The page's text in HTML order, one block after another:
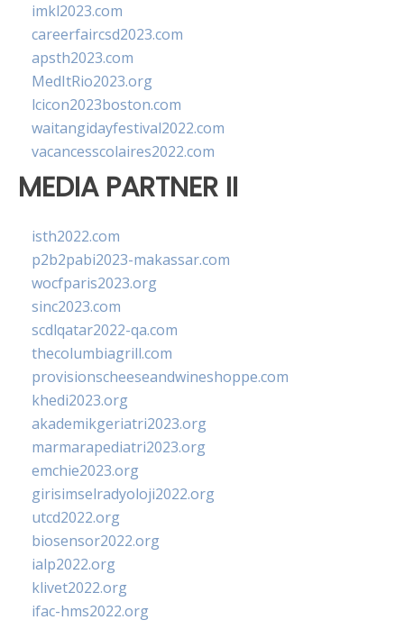
imkl2023.com
careerfaircsd2023.com
apsth2023.com
MedItRio2023.org
lcicon2023boston.com
waitangidayfestival2022.com
vacancesscolaires2022.com
MEDIA PARTNER II
isth2022.com
p2b2pabi2023-makassar.com
wocfparis2023.org
sinc2023.com
scdlqatar2022-qa.com
thecolumbiagrill.com
provisionscheeseandwineshoppe.com
khedi2023.org
akademikgeriatri2023.org
marmarapediatri2023.org
emchie2023.org
girisimselradyoloji2022.org
utcd2022.org
biosensor2022.org
ialp2022.org
klivet2022.org
ifac-hms2022.org